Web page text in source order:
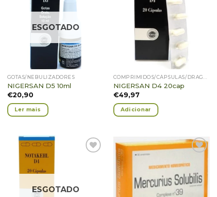
Favoritos
ESGOTADO
GOTAS/NEBULIZADORES
NIGERSAN D5 10ml
€20,90
Ler mais
Adicionar
COMPRIMIDOS/CÁPSULAS/DRAGEIAS/GRÂNULOS
NIGERSAN D4 20cap
€49,97
Adicionar
ESGOTADO
Adicionar
Favoritos